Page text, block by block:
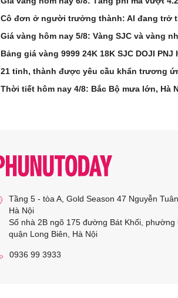
Cô đơn ở người trưởng thành: AI đang trở
Giá vàng hôm nay 5/8: Vàng SJC và vàng
Bảng giá vàng 9999 24K 18K SJC DOJI PNJ
21 tỉnh, thành được yêu cầu khẩn trương
Thời tiết hôm nay 4/8: Bắc Bộ mưa lớn, Hà
Tầng 5 - tòa A, Gold Season 47 Nguyễn
Hà Nội
Số nhà 2B ngõ 175 đường Bát Khối, phường
quận Long Biên, Hà Nội
0936 99 3933